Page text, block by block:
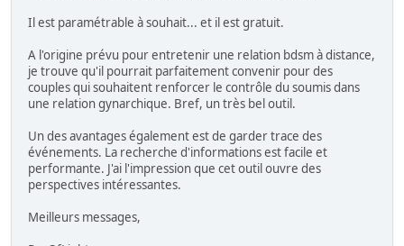
Il est paramétrable à souhait... et il est gratuit.
A l'origine prévu pour entretenir une relation bdsm à distance,
je trouve qu'il pourrait parfaitement convenir pour des
couples qui souhaitent renforcer le contrôle du soumis dans
une relation gynarchique. Bref, un très bel outil.
Un des avantages également est de garder trace des
événements. La recherche d'informations est facile et
performante. J'ai l'impression que cet outil ouvre des
perspectives intéressantes.
Meilleurs messages,